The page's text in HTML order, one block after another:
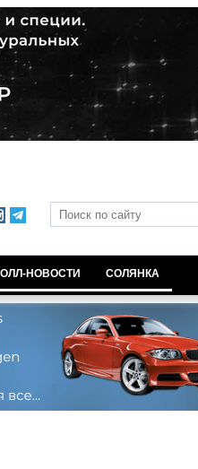
НОВОСТИ СОЛЯНКА